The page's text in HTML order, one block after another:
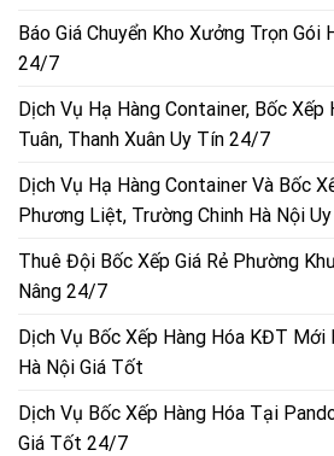
Báo Giá Chuyển Kho Xưởng Trọn Gói
24/7
Dịch Vụ Hạ Hàng Container, Bốc Xếp
Tuân, Thanh Xuân Uy Tín 24/7
Dịch Vụ Hạ Hàng Container Và Bốc
Phương Liệt, Trường Chinh Hà Nội
Thuê Đội Bốc Xếp Giá Rẻ Phường
Nâng 24/7
Dịch Vụ Bốc Xếp Hàng Hóa KĐT Mới
Hà Nội Giá Tốt
Dịch Vụ Bốc Xếp Hàng Hóa Tại
Giá Tốt 24/7